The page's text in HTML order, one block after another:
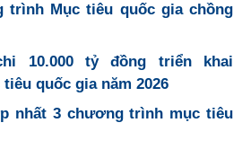
trình Mục tiêu quốc gia chồng
10.000 tỷ đồng triển khai
quốc gia năm 2026
nhất 3 chương trình mục tiêu